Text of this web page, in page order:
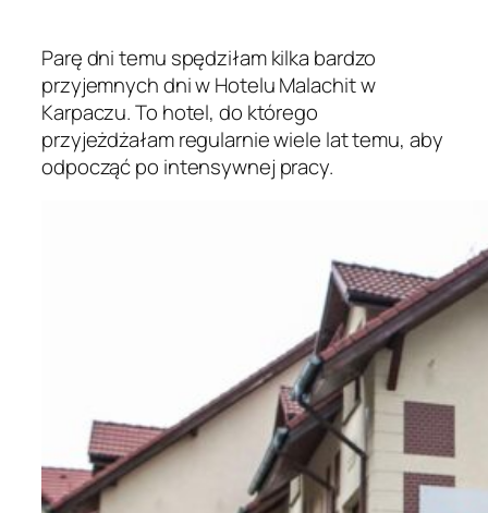
Parę dni temu spędziłam kilka bardzo
przyjemnych dni w Hotelu Malachit w
Karpaczu. To hotel, do którego
przyjeżdżałam regularnie wiele lat temu, aby
odpocząć po intensywnej pracy.